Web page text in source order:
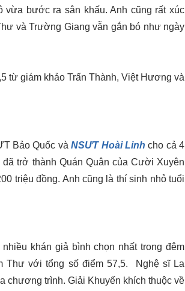
vừa bước ra sân khấu. Anh cũng rất xúc
và Trường Giang vẫn gắn bó như ngày
từ giám khảo Trấn Thành, Việt Hương và
Bảo Quốc vàNSƯT Hoài Linh cho cả 4
trở thành Quán Quân của Cười Xuyên
triệu đồng. Anh cũng là thí sinh nhỏ tuổi
khán giả bình chọn nhất trong đêm
Thư với tổng số điểm 57,5. Nghệ sĩ La
chương trình. Giải Khuyến khích thuộc về